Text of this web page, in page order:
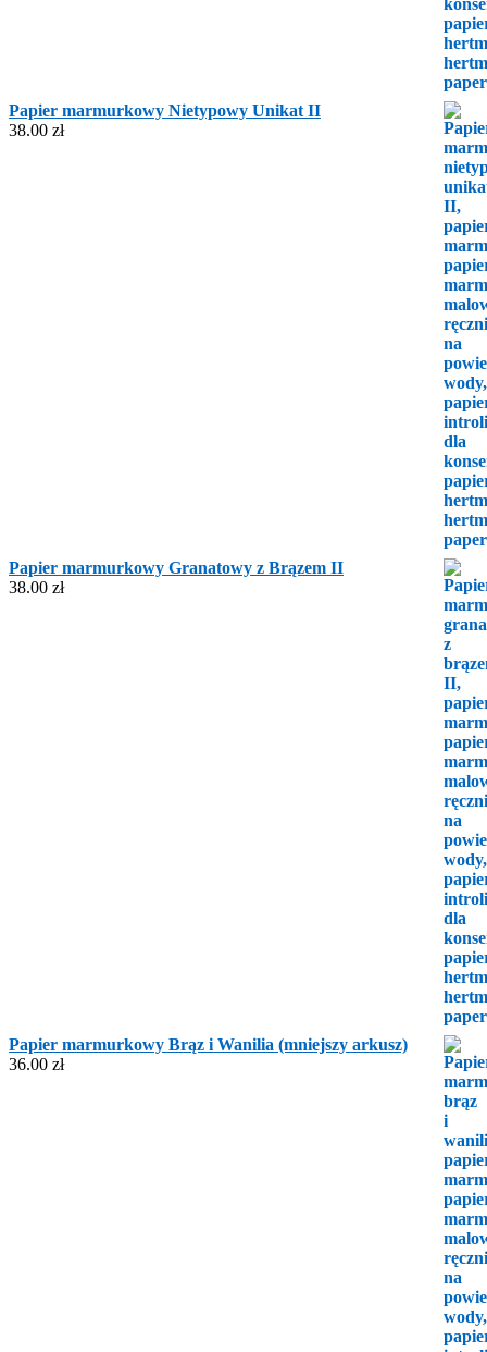
Papier marmurkowy Nietypowy Unikat II
38.00 zł
Papier marmurkowy Granatowy z Brązem II
38.00 zł
Papier marmurkowy Brąz i Wanilia (mniejszy arkusz)
36.00 zł